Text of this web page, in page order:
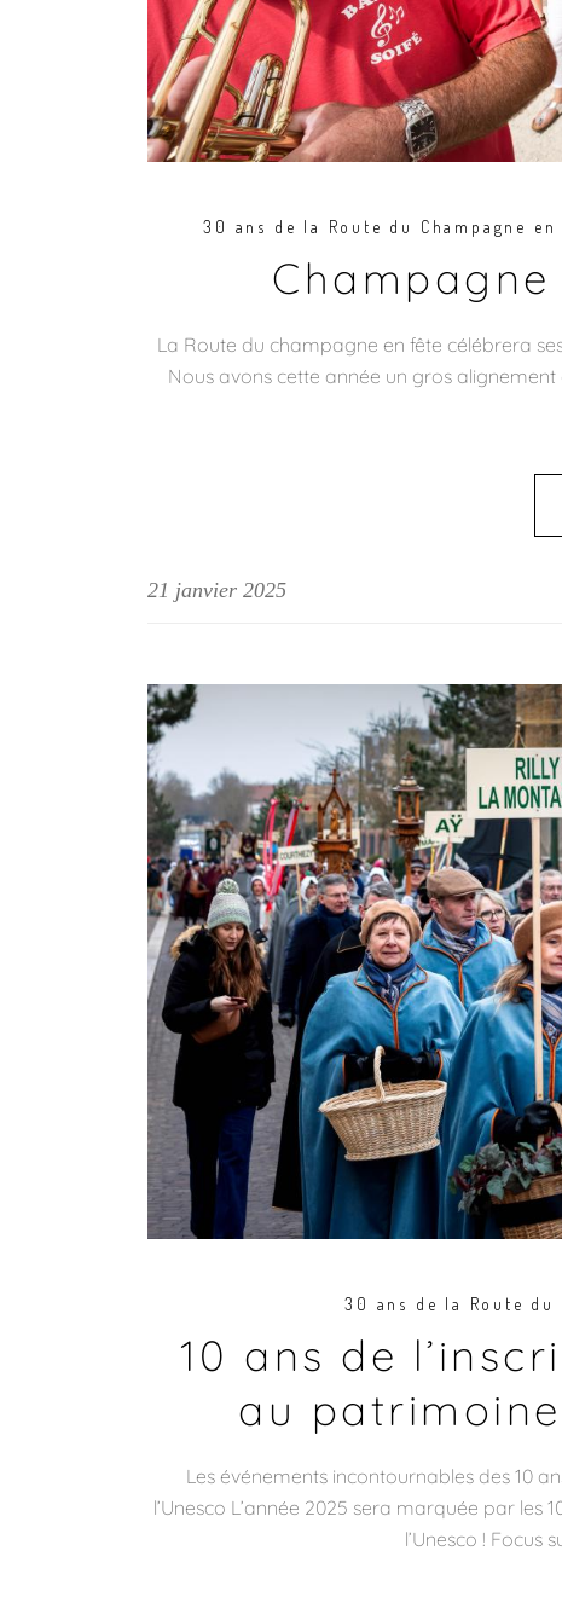
30 ans de la Route du Champagne en
La Route du champagne en fête célébrera
Nous avons cette année un gros
21 janvier 2025
30 ans de la Route du
10 ans de
au
Les événements incontournables des 10
l’Unesco L’année 2025 sera marquée par
l’Unesco ! Focus